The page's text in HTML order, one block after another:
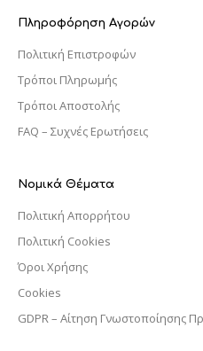
Πληροφόρηση Αγορών
Πολιτική Επιστροφών
Τρόποι Πληρωμής
Τρόποι Αποστολής
FAQ – Συχνές Ερωτήσεις
Νομικά Θέματα
Πολιτική Απορρήτου
Πολιτική Cookies
Όροι Χρήσης
Cookies
GDPR – Αίτηση Γνωστοποίησης